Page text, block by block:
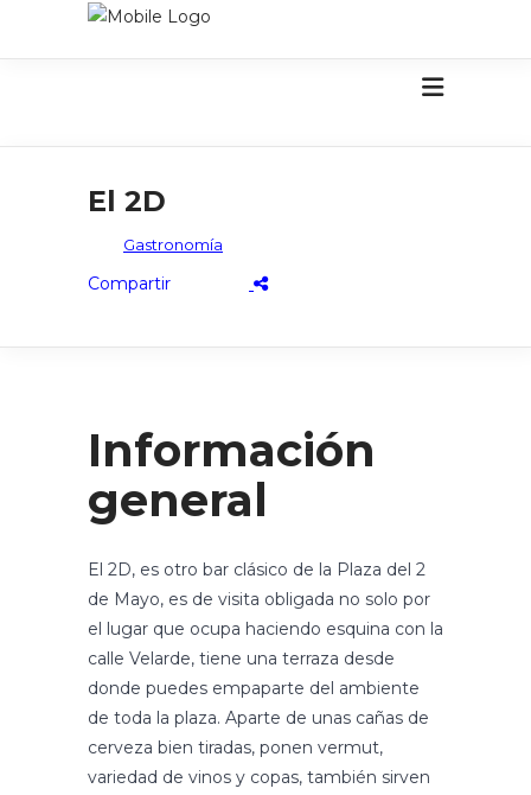
El 2D
Gastronomía
Información
general
El 2D, es otro bar clásico de la Plaza del 2
de Mayo, es de visita obligada no solo por
el lugar que ocupa haciendo esquina con la
calle Velarde, tiene una terraza desde
donde puedes empaparte del ambiente
de toda la plaza. Aparte de unas cañas de
cerveza bien tiradas, ponen vermut,
variedad de vinos y copas, también sirven